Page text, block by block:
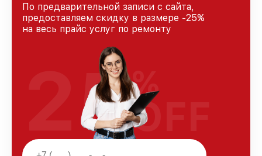
По предварительной записи с сайта,
предоставляем скидку в размере -25%
на весь прайс услуг по ремонту
25%
OFF